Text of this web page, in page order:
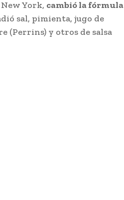
York, cambió la fórmula
sal, pimienta, jugo de
(Perrins) y otros de salsa